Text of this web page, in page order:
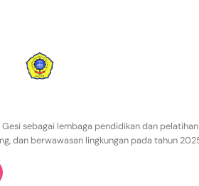
Gesi sebagai lembaga pendidikan dan
dan berwawasan lingkungan pada tahun